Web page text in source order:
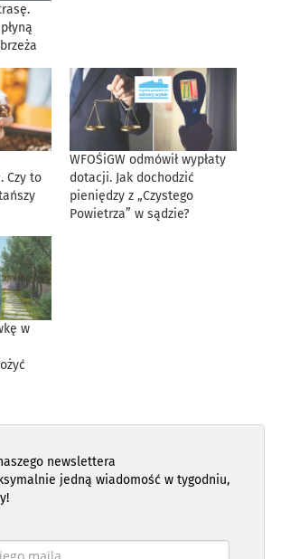
Czy to
WFOŚiGW odmówił wypłaty
dotacji. Jak dochodzić
pieniędzy z „Czystego
Powietrza” w sądzie?
w
newslettera
jedną wiadomość w tygodniu,